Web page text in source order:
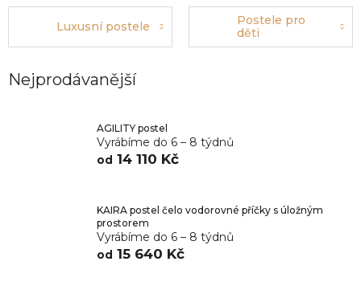
Luxusní postele
Postele pro
děti
Nejprodávanější
AGILITY postel
Vyrábíme do 6 – 8 týdnů
od 14 110 Kč
KAIRA postel čelo vodorovné příčky s úložným
prostorem
Vyrábíme do 6 – 8 týdnů
od 15 640 Kč